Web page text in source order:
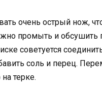
очень острый нож,
промыть и обсушить
советуется
соль и перец.
терке.